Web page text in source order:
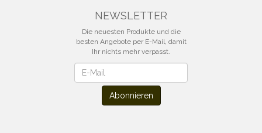
NEWSLETTER
Die neuesten Produkte und die
besten Angebote per E-Mail, damit
Ihr nichts mehr verpasst.
Abonnieren